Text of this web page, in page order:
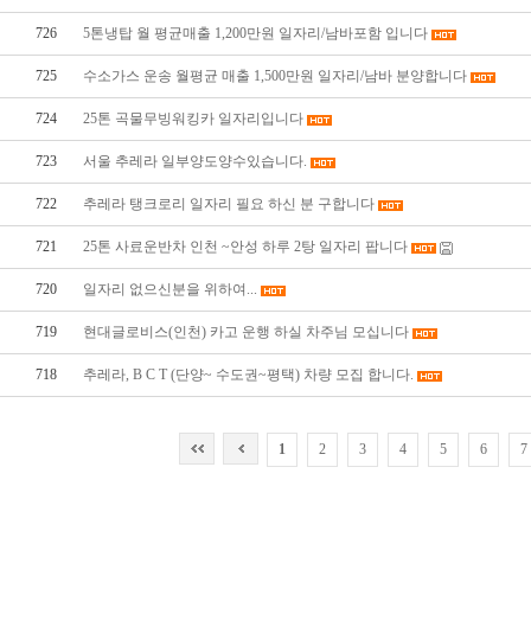
726 5톤냉탑 월 평균매출 1,200만원 일자리/남바포함 입니다
725 수소가스 운송 월평균 매출 1,500만원 일자리/남바 분양합니다
724 25톤 곡물무빙워킹카 일자리입니다
723 서울 추레라 일부양도양수있습니다.
722 추레라 탱크로리 일자리 필요 하신 분 구합니다
721 25톤 사료운반차 인천 ~안성 하루 2탕 일자리 팝니다
720 일자리 없으신분을 위하여...
719 현대글로비스(인천) 카고 운행 하실 차주님 모십니다
718 추레라, B C T (단양~ 수도권~평택) 차량 모집 합니다.
1 2 3 4 5 6 7